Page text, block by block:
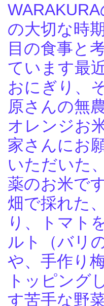
の大切な時
目の食事と
ています最
おにぎり、
原さんの無
オレンジお
家さんにお
いただいた
薬のお米で
畑で採れた
り、トマト
ルト（バリ
や、手作り
トッピング
す苦手な野